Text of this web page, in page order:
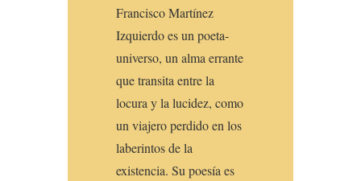
Francisco Martínez
Izquierdo es un poeta-
universo, un alma errante
que transita entre la
locura y la lucidez, como
un viajero perdido en los
laberintos de la
existencia. Su poesía es